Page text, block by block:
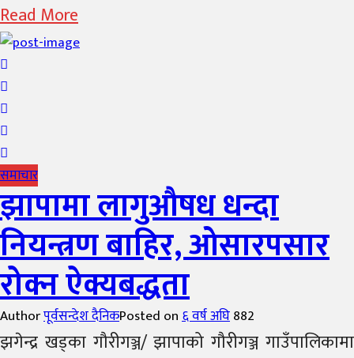
Read More
समाचार
झापामा लागुऔषध धन्दा
नियन्त्रण बाहिर, ओसारपसार
रोक्न ऐक्यबद्धता
Authorपूर्वसन्देश दैनिकPosted on६ वर्ष अघि882
झगेन्द्र खड्का गौरीगञ्ज/ झापाको गौरीगञ्ज गाउँपालिकामा